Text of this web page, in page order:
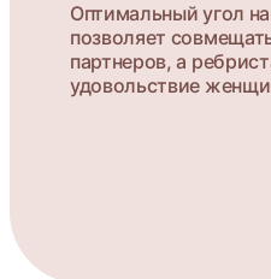
Оптимальный угол
позволяет
партнеров, а
удовольствие